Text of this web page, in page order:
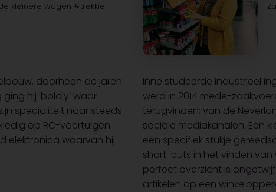
kleinere wagen #trekkie
doorheen de jaren
hij ‘boldly’ waar
specialiteit naar steeds
op RC-voertuigen
elektronica waarvan hij
Inne studeerde industrieel
werd in 2014 mede-
terugvinden: van de
sociale mediakanalen. Een
een specifiek stukje
short-cuts in het vinden van
perfect overzicht is
artikelen op een